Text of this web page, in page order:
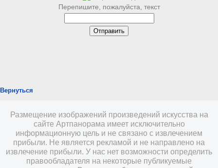
Перепишите, пожалуйста, текст
Вернуться
Размещение изображений произведений искусства на
сайте Артпанорама имеет исключительно
информационную цель и не связано с извлечением
прибыли. Не является рекламой и не направлено на
извлечение прибыли. У нас нет возможности определить
правообладателя на некоторые публикуемые